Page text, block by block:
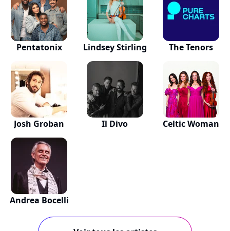
Pentatonix Lindsey Stirling The Tenors
Josh Groban Il Divo Celtic Woman
Andrea Bocelli